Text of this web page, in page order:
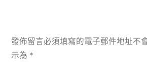
發佈留言必須填寫的電子郵件地址不
示為 *